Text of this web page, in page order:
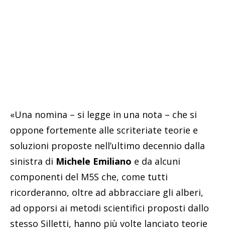
«Una nomina – si legge in una nota – che si
oppone fortemente alle scriteriate teorie e
soluzioni proposte nell’ultimo decennio dalla
sinistra di Michele Emiliano e da alcuni
componenti del M5S che, come tutti
ricorderanno, oltre ad abbracciare gli alberi,
ad opporsi ai metodi scientifici proposti dallo
stesso Silletti, hanno più volte lanciato teorie